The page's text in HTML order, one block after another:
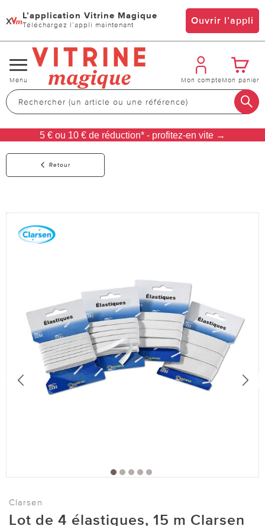
x L’application Vitrine Magique
Téléchargez l’appli maintenant Ouvrir l’appli
Changer
de
navigation
Menu Mon compteMon panier
5 € ou 10 € de réduction* - profitez-en vite →
Retour
Clarsen
Lot de 4 élastiques, 15 m Clarsen